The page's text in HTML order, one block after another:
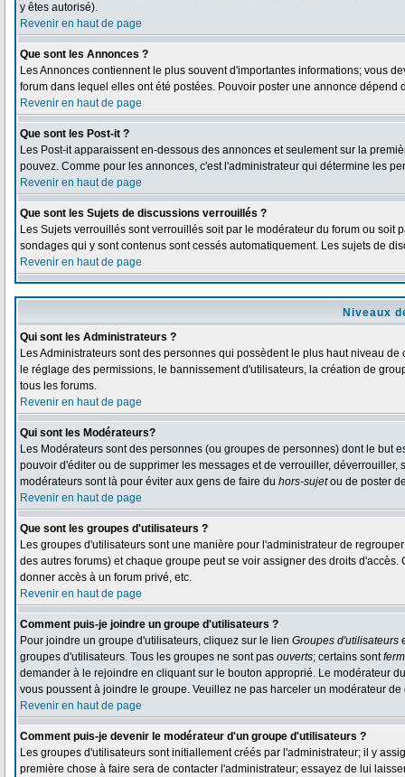
y êtes autorisé).
Revenir en haut de page
Que sont les Annonces ?
Les Annonces contiennent le plus souvent d'importantes informations; vous
forum dans lequel elles ont été postées. Pouvoir poster une annonce
Revenir en haut de page
Que sont les Post-it ?
Les Post-it apparaissent en-dessous des annonces et seulement sur la
pouvez. Comme pour les annonces, c'est l'administrateur qui détermine les
Revenir en haut de page
Que sont les Sujets de discussions verrouillés ?
Les Sujets verrouillés sont verrouillés soit par le modérateur du forum ou
sondages qui y sont contenus sont cessés automatiquement. Les sujets de
Revenir en haut de page
Niveaux
Qui sont les Administrateurs ?
Les Administrateurs sont des personnes qui possèdent le plus haut niveau
le réglage des permissions, le bannissement d'utilisateurs, la création de
tous les forums.
Revenir en haut de page
Qui sont les Modérateurs?
Les Modérateurs sont des personnes (ou groupes de personnes) dont le but
pouvoir d'éditer ou de supprimer les messages et de verrouiller,
modérateurs sont là pour éviter aux gens de faire du hors-sujetou de poster
Revenir en haut de page
Que sont les groupes d'utilisateurs ?
Les groupes d'utilisateurs sont une manière pour l'administrateur de
des autres forums) et chaque groupe peut se voir assigner des droits
donner accès à un forum privé, etc.
Revenir en haut de page
Comment puis-je joindre un groupe d'utilisateurs ?
Pour joindre un groupe d'utilisateurs, cliquez sur le lien Groupes d'utilisateurs
groupes d'utilisateurs. Tous les groupes ne sont pas ouverts; certains sont
demander à le rejoindre en cliquant sur le bouton approprié. Le modérateur
vous poussent à joindre le groupe. Veuillez ne pas harceler un modérateur
Revenir en haut de page
Comment puis-je devenir le modérateur d'un groupe d'utilisateurs ?
Les groupes d'utilisateurs sont initiallement créés par l'administrateur; il y
première chose à faire sera de contacter l'administrateur; essayez de lui